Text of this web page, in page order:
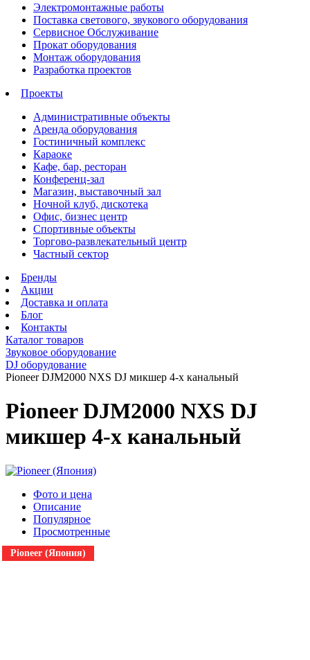
Электромонтажные работы
Поставка светового, звукового оборудования
Сервисное Обслуживание
Прокат оборудования
Монтаж оборудования
Разработка проектов
Проекты
Административные объекты
Аренда оборудования
Гостиничный комплекс
Караоке
Кафе, бар, ресторан
Конференц-зал
Магазин, выставочный зал
Ночной клуб, дискотека
Офис, бизнес центр
Спортивные объекты
Торгово-развлекательный центр
Частный сектор
Бренды
Акции
Доставка и оплата
Блог
Контакты
Каталог товаров
Звуковое оборудование
DJ оборудование
Pioneer DJM2000 NXS DJ микшер 4-х канальный
Pioneer DJM2000 NXS DJ
микшер 4-х канальный
Фото и цена
Описание
Популярное
Просмотренные
Pioneer (Япония)